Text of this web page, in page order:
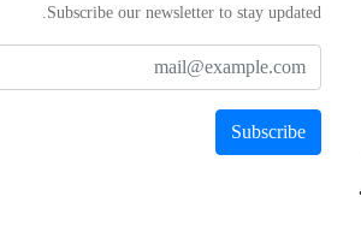
Subscribe our newsletter to stay updated.